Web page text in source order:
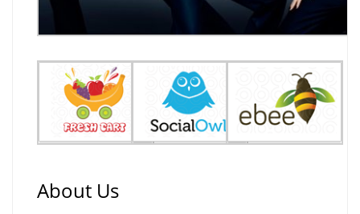
About Us